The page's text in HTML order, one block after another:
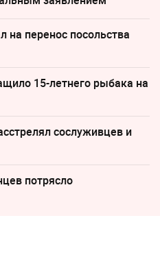
перенос посольства
15-летнего рыбака на
сослуживцев и
потрясло